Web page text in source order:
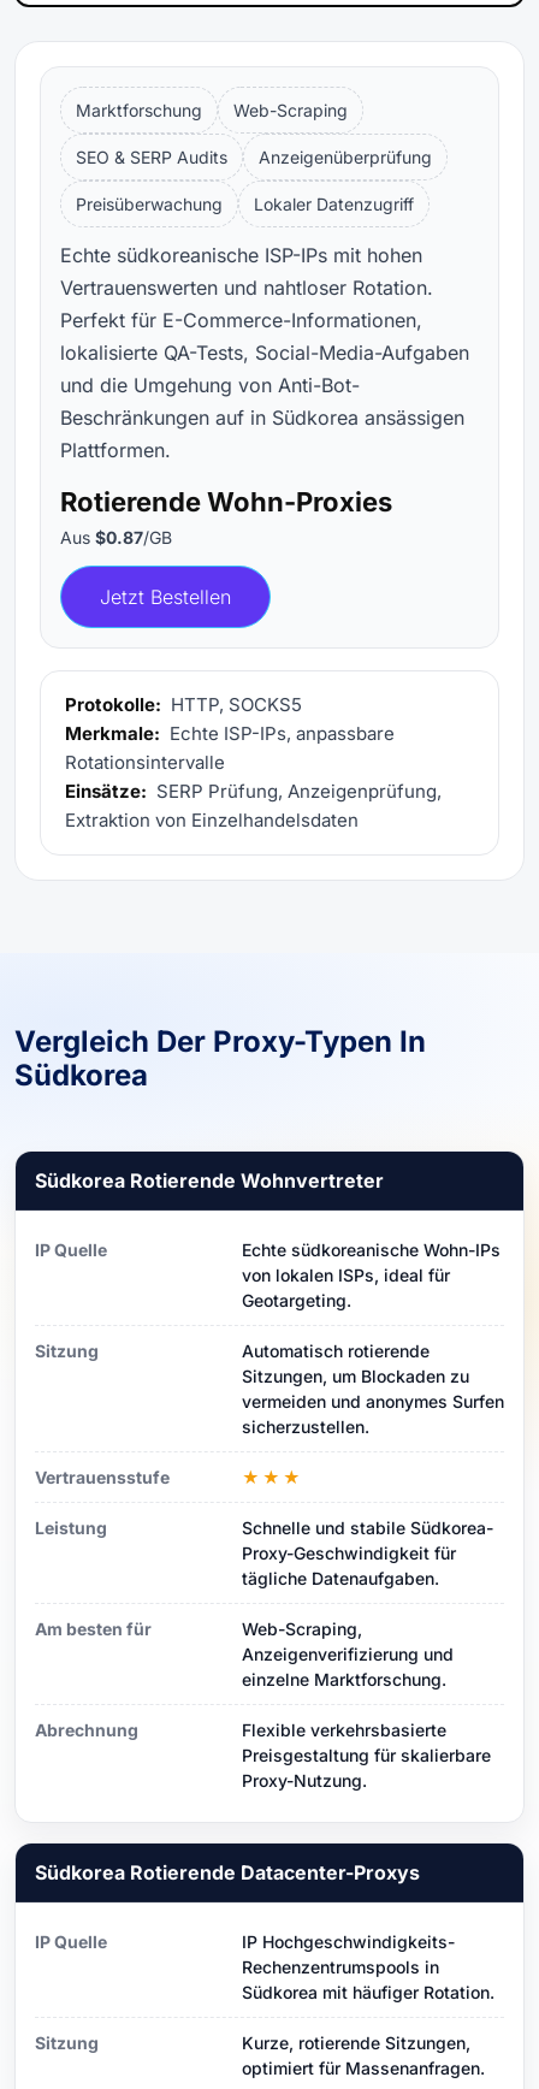
Marktforschung Web-Scraping
SEO & SERP Audits Anzeigenüberprüfung
Preisüberwachung Lokaler Datenzugriff
Echte südkoreanische ISP-IPs mit hohen
Vertrauenswerten und nahtloser Rotation.
Perfekt für E-Commerce-Informationen,
lokalisierte QA-Tests, Social-Media-Aufgaben
und die Umgehung von Anti-Bot-
Beschränkungen auf in Südkorea ansässigen
Plattformen.
Rotierende Wohn-Proxies
Aus $0.87/GB
Jetzt Bestellen
Protokolle: HTTP, SOCKS5
Merkmale: Echte ISP-IPs, anpassbare
Rotationsintervalle
Einsätze: SERP Prüfung, Anzeigenprüfung,
Extraktion von Einzelhandelsdaten
Vergleich Der Proxy-Typen In
Südkorea
Südkorea Rotierende Wohnvertreter
IP Quelle
Echte südkoreanische Wohn-IPs
von lokalen ISPs, ideal für
Geotargeting.
Sitzung
Automatisch rotierende
Sitzungen, um Blockaden zu
vermeiden und anonymes Surfen
sicherzustellen.
Vertrauensstufe ★★★
Leistung
Schnelle und stabile Südkorea-
Proxy-Geschwindigkeit für
tägliche Datenaufgaben.
Am besten für
Web-Scraping,
Anzeigenverifizierung und
einzelne Marktforschung.
Abrechnung
Flexible verkehrsbasierte
Preisgestaltung für skalierbare
Proxy-Nutzung.
Südkorea Rotierende Datacenter-Proxys
IP Quelle
IP Hochgeschwindigkeits-
Rechenzentrumspools in
Südkorea mit häufiger Rotation.
Sitzung
Kurze, rotierende Sitzungen,
optimiert für Massenanfragen.